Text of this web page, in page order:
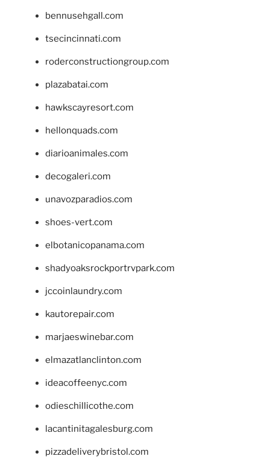
bennusehgall.com
tsecincinnati.com
roderconstructiongroup.com
plazabatai.com
hawkscayresort.com
hellonquads.com
diarioanimales.com
decogaleri.com
unavozparadios.com
shoes-vert.com
elbotanicopanama.com
shadyoaksrockportrvpark.com
jccoinlaundry.com
kautorepair.com
marjaeswinebar.com
elmazatlanclinton.com
ideacoffeenyc.com
odieschillicothe.com
lacantinitagalesburg.com
pizzadeliverybristol.com